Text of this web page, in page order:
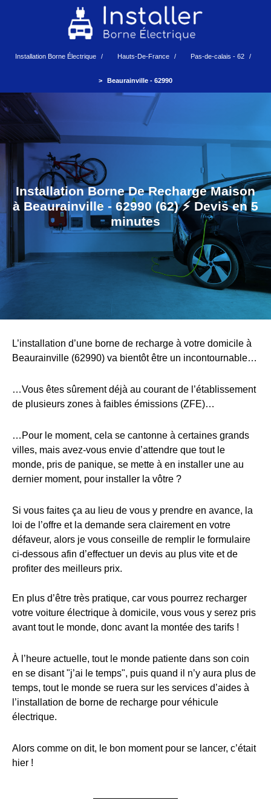
Installation Borne Électrique Hauts-De-France Pas-de-calais - 62
Beaurainville - 62990
Installation Borne De Recharge Maison
à Beaurainville - 62990 (62) ⚡️ Devis en 5
minutes
L’installation d’une borne de recharge à votre domicile à
Beaurainville (62990) va bientôt être un incontournable…
…Vous êtes sûrement déjà au courant de l’établissement
de plusieurs zones à faibles émissions (ZFE)…
…Pour le moment, cela se cantonne à certaines grands
villes, mais avez-vous envie d’attendre que tout le
monde, pris de panique, se mette à en installer une au
dernier moment, pour installer la vôtre ?
Si vous faites ça au lieu de vous y prendre en avance, la
loi de l’offre et la demande sera clairement en votre
défaveur, alors je vous conseille de remplir le formulaire
ci-dessous afin d’effectuer un devis au plus vite et de
profiter des meilleurs prix.
En plus d’être très pratique, car vous pourrez recharger
votre voiture électrique à domicile, vous vous y serez pris
avant tout le monde, donc avant la montée des tarifs !
À l’heure actuelle, tout le monde patiente dans son coin
en se disant "j’ai le temps", puis quand il n’y aura plus de
temps, tout le monde se ruera sur les services d’aides à
l’installation de borne de recharge pour véhicule
électrique.
Alors comme on dit, le bon moment pour se lancer, c’était
hier !